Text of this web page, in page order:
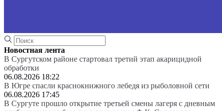
Новостная лента
В Сургутском районе стартовал третий этап акарицидной
обработки
06.08.2026 18:22
В Югре спасли краснокнижного лебедя из рыболовной сети
06.08.2026 17:45
В Сургуте прошло открытие третьей смены лагеря с дневным